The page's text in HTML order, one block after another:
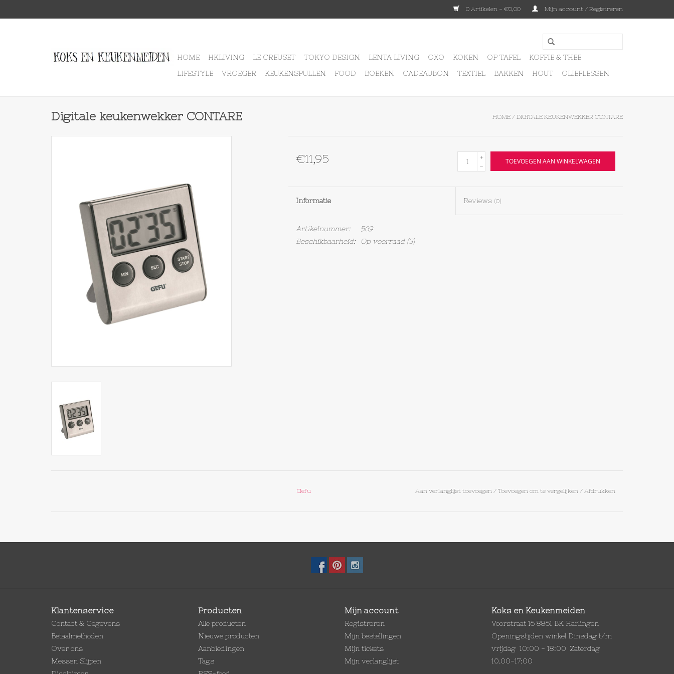
0 Artikelen - €0,00 Mijn account / Registreren
HOME HKLIVING LE CREUSET TOKYO DESIGN LENTA LIVING OXO KOKEN OP TAFEL
KOFFIE & THEE
LIFESTYLE
VROEGER KEUKENSPULLEN FOOD BOEKEN CADEAUBON TEXTIEL BAKKEN HOUT OLIEFLESSEN
Digitale keukenwekker CONTARE HOME / DIGITALE KEUKENWEKKER CONTARE
€11,95
+
-
TOEVOEGEN AAN WINKELWAGEN
Informatie Reviews (0)
Artikelnummer:
569
Beschikbaarheid:
Op voorraad(3)
Gefu Aan verlanglijst toevoegen / Toevoegen om te vergelijken / Afdrukken
Klantenservice
Contact & Gegevens
Betaalmethoden
Over ons
Messen Slijpen
Producten
Alle producten
Nieuwe producten
Aanbiedingen
Tags
Mijn account
Registreren
Mijn bestellingen
Mijn tickets
Mijn verlanglijst
Koks en Keukenmeiden
Voorstraat 16 8861 BK Harlingen
Openingstijden winkel Dinsdag t/m
vrijdag 10:00 - 18:00 Zaterdag
10.00-17:00